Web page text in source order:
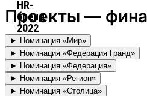
Проекты —
► Номинация «Мир»
► Номинация «Федерация Гранд»
► Номинация «Федерация»
► Номинация «Регион»
► Номинация «Столица»